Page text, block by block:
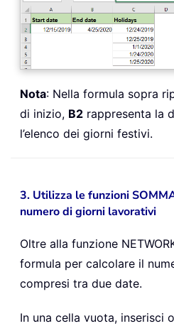
Nota: Nella formula sopra
di inizio, B2 rappresenta la
l’elenco dei giorni festivi.
3. Utilizza le funzioni
numero di giorni lavorativi
Oltre alla funzione
formula per calcolare il
compresi tra due date.
In una cella vuota, inserisci